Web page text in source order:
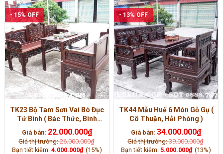
- 15% OFF
TK23 Bộ Tam Sơn Vai Bò Đục
Tứ Bình ( Bác Thức, Bình
Dương)
Giá bán: 22.000.000₫
Giá thị trường:26.000.000₫
Bạn tiết kiệm: 4.000.000₫ (15%)
- 13% OFF
TK44 Mẫu Huế 6 Món Gỗ Gụ (
Cô Thuận, Hải Phòng )
Giá bán: 34.000.000₫
Giá thị trường:39.000.000₫
Bạn tiết kiệm: 5.000.000₫ (13%)